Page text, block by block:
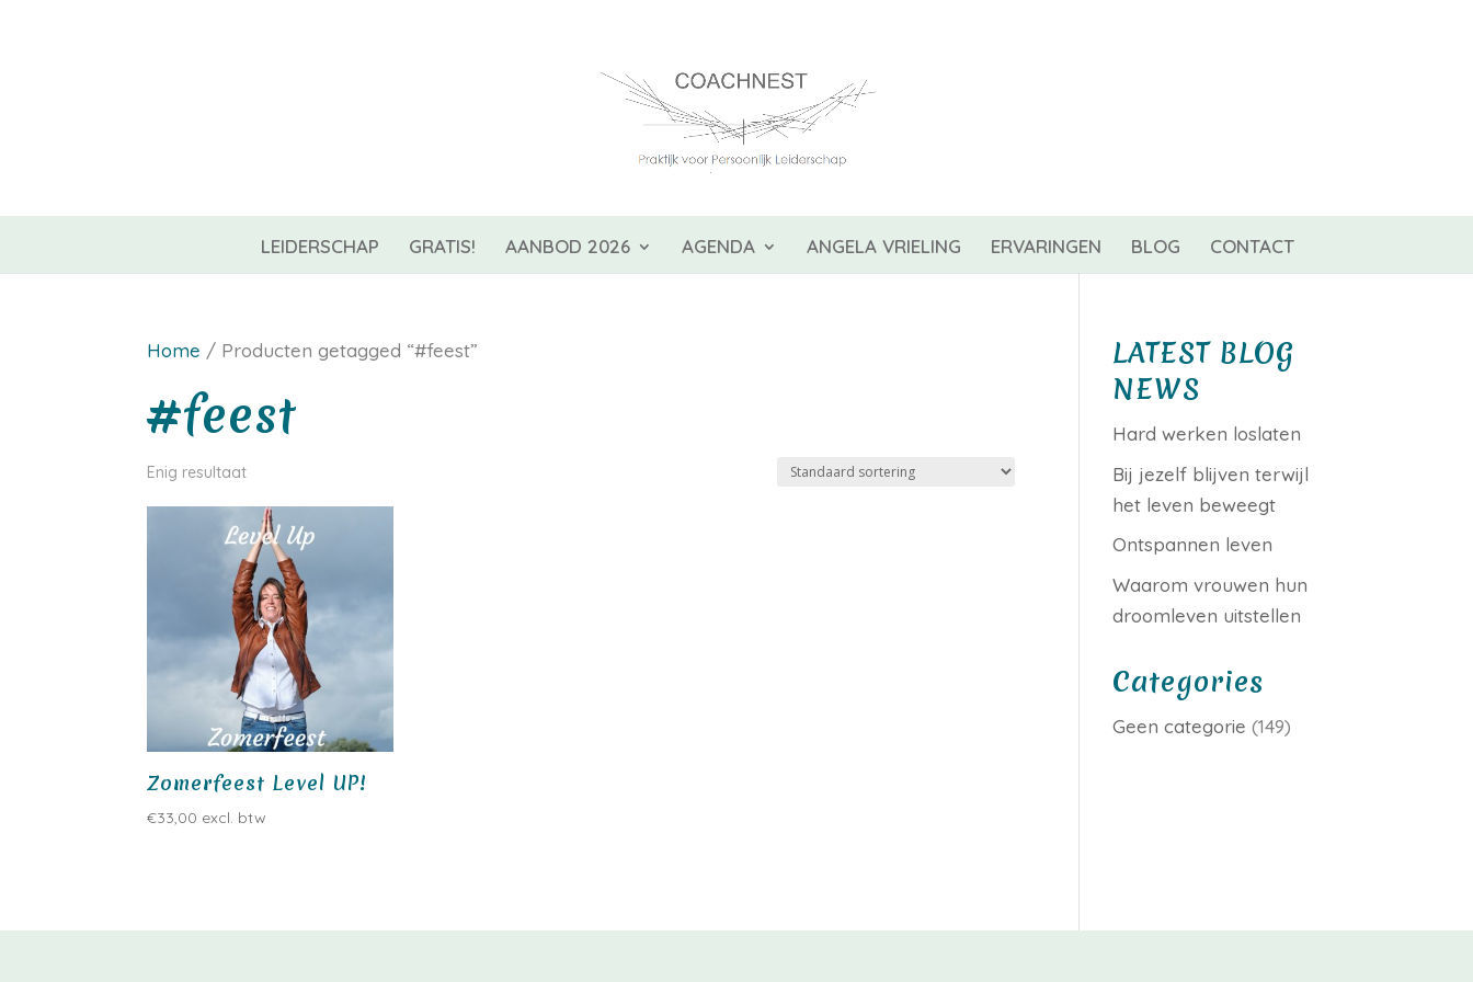
LEIDERSCHAP GRATIS! AANBOD 2026 AGENDA ANGELA VRIELING ERVARINGEN BLOG CONTACT
Home / Producten getagged “#feest”
#feest
Enig resultaat
Zomerfeest Level UP!
€33,00 excl. btw
LATEST BLOG
NEWS
Hard werken loslaten
Bij jezelf blijven terwijl
het leven beweegt
Ontspannen leven
Waarom vrouwen hun
droomleven uitstellen
Categories
Geen categorie (149)